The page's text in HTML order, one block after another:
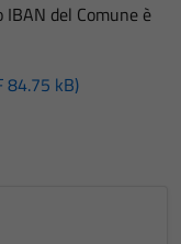
del Comune è
84.75 kB)